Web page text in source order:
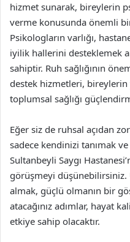
hizmet sunarak, bireylerin
verme konusunda önemli
Psikologların varlığı,
iyilik hallerini desteklemek
sahiptir. Ruh sağlığının
destek hizmetleri,
toplumsal sağlığı
Eğer siz de ruhsal açıdan
sadece kendinizi tanımak
Sultanbeyli Saygı
görüşmeyi düşünebilirsiniz.
almak, güçlü olmanın bir
atacağınız adımlar, hayat
etkiye sahip olacaktır.